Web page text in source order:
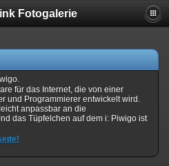
Fotogalerie
für das Internet, die von einer
und Programmierer entwickelt wird.
anpassbar an die
das Tüpfelchen auf dem i: Piwigo ist